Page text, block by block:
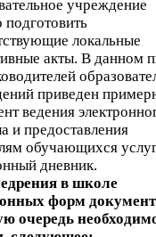
учреждение
локальные
акты. В данном
приведен
ведения
и предоставления
обучающихся
дневник.
в школе
форм
очередь